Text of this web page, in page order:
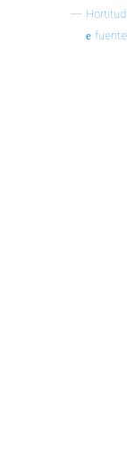
— Hortitud
fuente